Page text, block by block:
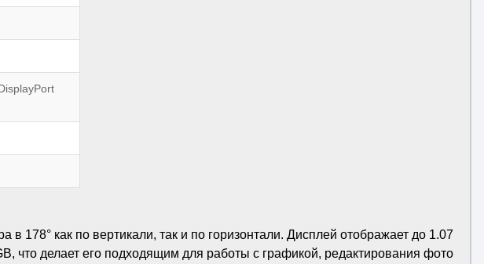
178° как по вертикали, так и по горизонтали. Дисплей отображает до 1.07
что делает его подходящим для работы с графикой, редактирования фото